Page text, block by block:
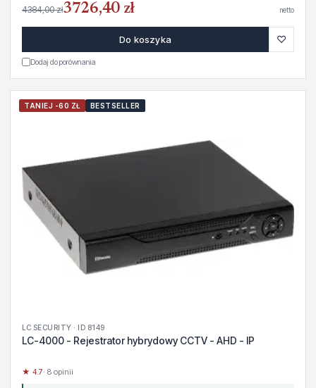
4384,00 zł3726,40 zł netto
Do koszyka ♡
Dodaj do porównania
TANIEJ -60 ZŁ BESTSELLER
LC SECURITY · ID 8149
LC-4000 - Rejestrator hybrydowy CCTV - AHD - IP
★ 4.7· 8 opinii